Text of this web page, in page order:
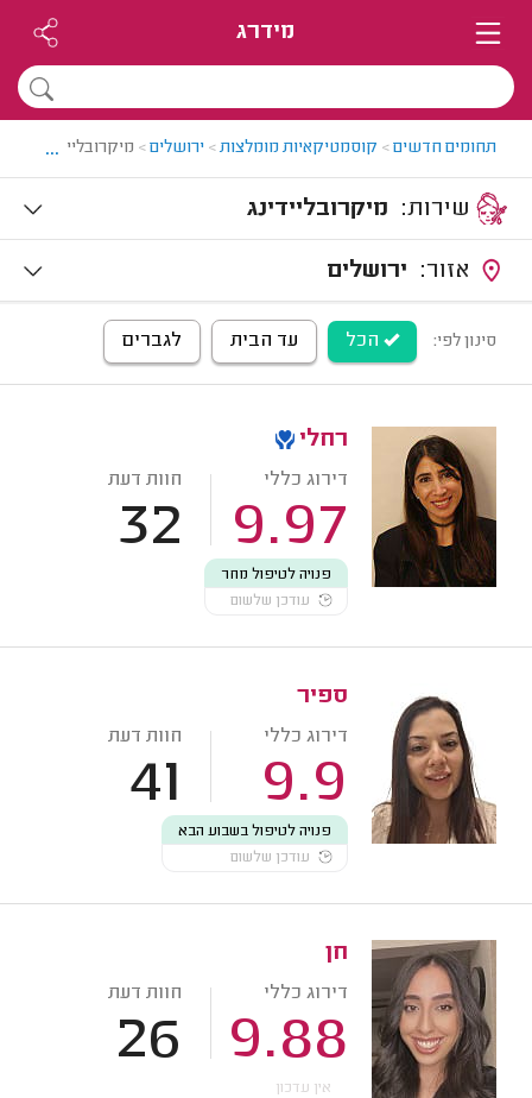
מידרג
תחומים חדשים> קוסמטיקאיות מומלצות> ירושלים> מיקרובליידינג
...
מיקרובליידינג
ירושלים
סינון לפי: הכל עד הבית לגברים
רחלי
דירוג כללי
9.97
חוות דעת
32
פנויה לטיפול מחר
עודכן שלשום
ספיר
דירוג כללי
9.9
חוות דעת
41
פנויה לטיפול בשבוע הבא
עודכן שלשום
חן
דירוג כללי
9.88
חוות דעת
26
אין עדכון